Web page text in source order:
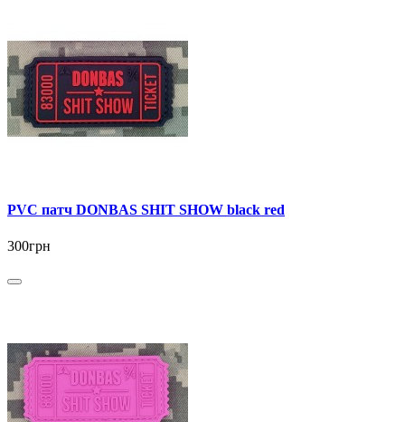
PVC патч DONBAS SHIT SHOW black red
300грн